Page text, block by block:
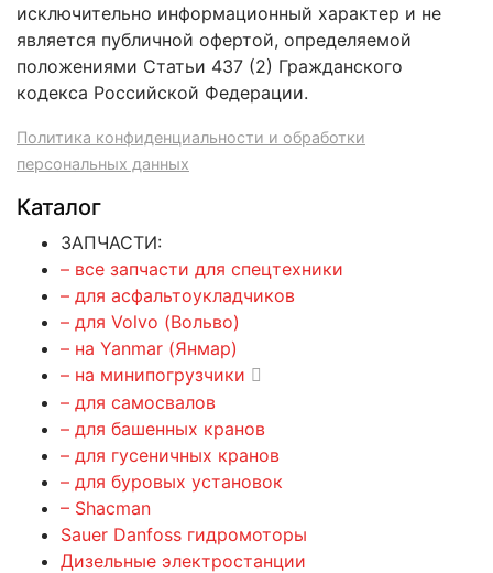
исключительно информационный характер и не
является публичной офертой, определяемой
положениями Статьи 437 (2) Гражданского
кодекса Российской Федерации.
Политика конфиденциальности и обработки
персональных данных
Каталог
ЗАПЧАСТИ:
– все запчасти для спецтехники
– для асфальтоукладчиков
– для Volvo (Вольво)
– на Yanmar (Янмар)
– на минипогрузчики
– для самосвалов
– для башенных кранов
– для гусеничных кранов
– для буровых установок
– Shacman
Sauer Danfoss гидромоторы
Дизельные электростанции